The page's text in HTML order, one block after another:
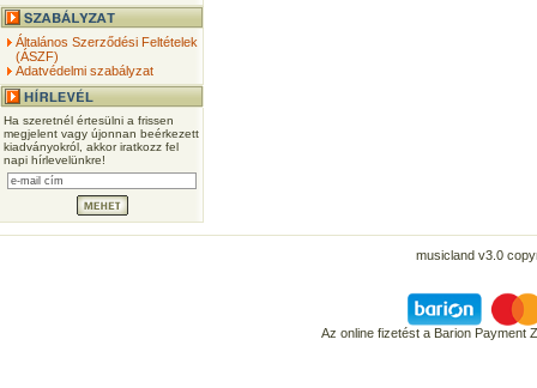
Általános Szerződési Feltételek
(ÁSZF)
Adatvédelmi szabályzat
Ha szeretnél értesülni a frissen
megjelent vagy újonnan beérkezett
kiadványokról, akkor iratkozz fel
napi hírlevelünkre!
musicland v3.0
Az online fizetést a Barion Payment